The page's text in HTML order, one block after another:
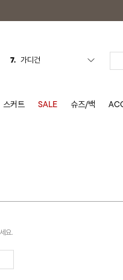
7. 가디건
9.
6.
스커트 SALE 슈즈/백
요.